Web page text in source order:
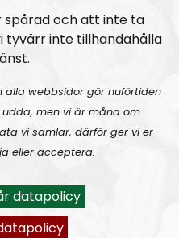
discussion-based
what National
century.
and everything is
message is based on
Resistance
opinions expressed by
own.
spårad och att inte ta
tyvärr inte tillhandahålla
webbsidor gör nuförtiden
men vi är måna om
vi samlar, därför ger vi er
eller acceptera.
datapolicy